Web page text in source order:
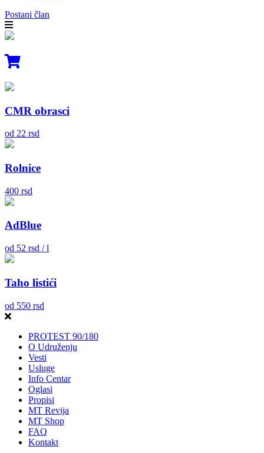
Postani član
CMR obrasci
od 22 rsd
Rolnice
400 rsd
AdBlue
od 52 rsd / l
Taho listići
od 550 rsd
PROTEST 90/180
O Udruženju
Vesti
Usluge
Info Centar
Oglasi
Propisi
MT Revija
MT Shop
FAQ
Kontakt